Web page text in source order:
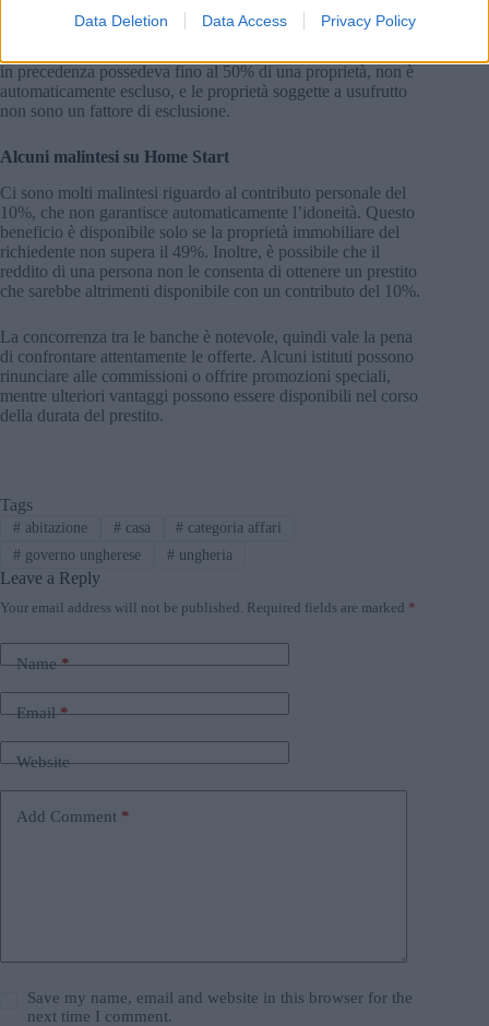
Data Deletion Data Access Privacy Policy
proprietà precedente, purché il suo valore non superi i 15
milioni di HUF. La proprietà deve essere verificata attraverso
in precedenza possedeva fino al 50% di una proprietà, non è
automaticamente escluso, e le proprietà soggette a usufrutto
non sono un fattore di esclusione.
Alcuni malintesi su Home Start
Ci sono molti malintesi riguardo al contributo personale del
10%, che non garantisce automaticamente l’idoneità. Questo
beneficio è disponibile solo se la proprietà immobiliare del
richiedente non supera il 49%. Inoltre, è possibile che il
reddito di una persona non le consenta di ottenere un prestito
che sarebbe altrimenti disponibile con un contributo del 10%.
La concorrenza tra le banche è notevole, quindi vale la pena
di confrontare attentamente le offerte. Alcuni istituti possono
rinunciare alle commissioni o offrire promozioni speciali,
mentre ulteriori vantaggi possono essere disponibili nel corso
della durata del prestito.
Tags
#abitazione #casa # categoria affari
#governo ungherese #ungheria
Leave a Reply
Your email address will not be published. Required fields are marked *
Name*
Email*
Website
Add Comment *
Save my name, email and website in this browser for the
next time I comment.